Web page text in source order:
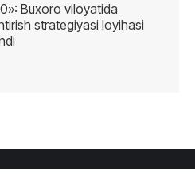
Buxoro viloyatida
strategiyasi loyihasi